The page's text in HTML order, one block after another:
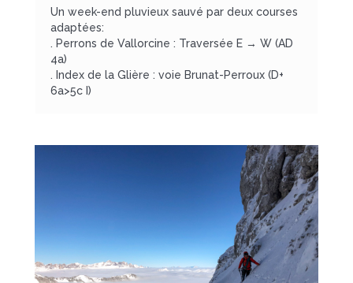
Un week-end pluvieux sauvé par deux courses
adaptées:
. Perrons de Vallorcine : Traversée E → W (AD
4a)
. Index de la Glière : voie Brunat-Perroux (D+
6a>5c I)